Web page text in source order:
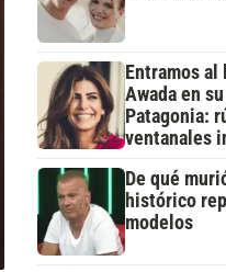
Entramos
Awada en
Patagonia:
ventanales
De qué
histórico
modelos